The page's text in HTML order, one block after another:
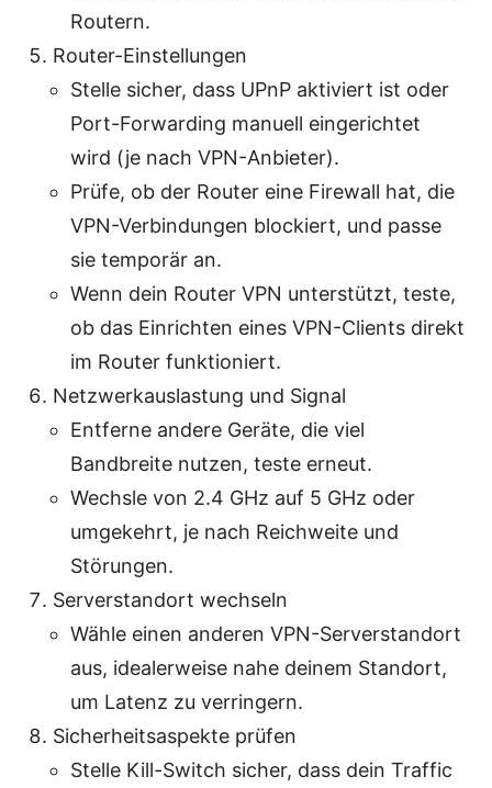
Routern.
Router-Einstellungen
Stelle sicher, dass UPnP aktiviert ist oder
Port-Forwarding manuell eingerichtet
wird (je nach VPN-Anbieter).
Prüfe, ob der Router eine Firewall hat, die
VPN-Verbindungen blockiert, und passe
sie temporär an.
Wenn dein Router VPN unterstützt, teste,
ob das Einrichten eines VPN-Clients direkt
im Router funktioniert.
Netzwerkauslastung und Signal
Entferne andere Geräte, die viel
Bandbreite nutzen, teste erneut.
Wechsle von 2.4 GHz auf 5 GHz oder
umgekehrt, je nach Reichweite und
Störungen.
Serverstandort wechseln
Wähle einen anderen VPN-Serverstandort
aus, idealerweise nahe deinem Standort,
um Latenz zu verringern.
Sicherheitsaspekte prüfen
Stelle Kill-Switch sicher, dass dein Traffic